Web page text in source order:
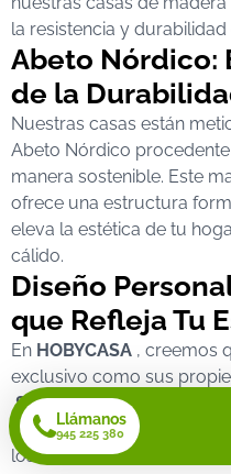
la resistencia y
Abeto Nórdico:
de la
Nuestras casas están
Abeto Nórdico
manera sostenible. Este
ofrece una estructura
eleva la estética de tu
cálido.
Diseño
que Refleja Tu
En HOBYCASA , creemos
exclusivo como sus
Servicio de diseño
oportunidad de
los has soñado.
Llámanos
945 225 380